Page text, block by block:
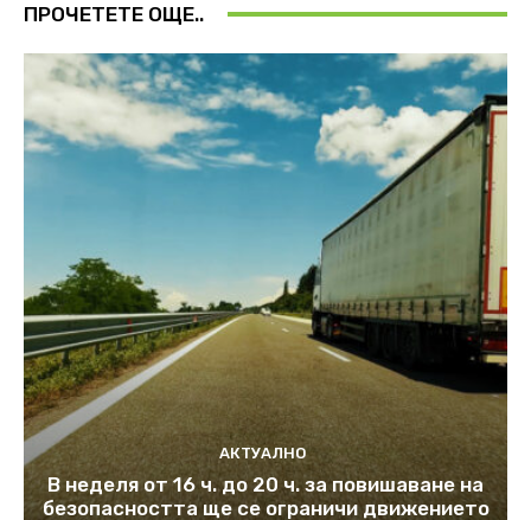
ПРОЧЕТЕТЕ ОЩЕ..
АКТУАЛНО
В неделя от 16 ч. до 20 ч. за повишаване на
безопасността ще се ограничи движението